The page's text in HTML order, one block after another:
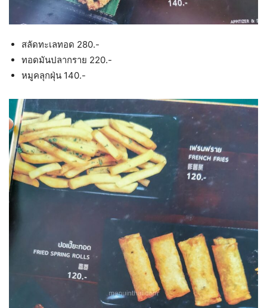
สลัดทะเลทอด 280.-
ทอดมันปลากราย 220.-
หมูคลุกฝุ่น 140.-